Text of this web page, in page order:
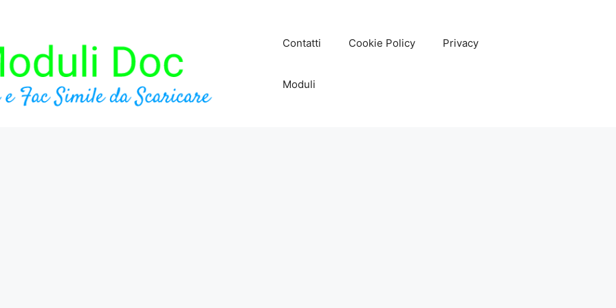
Contatti Cookie Policy Privacy
Moduli